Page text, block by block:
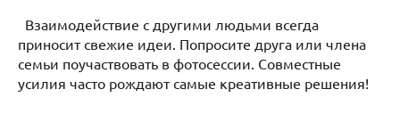
Взаимодействие с другими людьми всегда
приносит свежие идеи. Попросите друга или члена
семьи поучаствовать в фотосессии. Совместные
усилия часто рождают самые креативные решения!